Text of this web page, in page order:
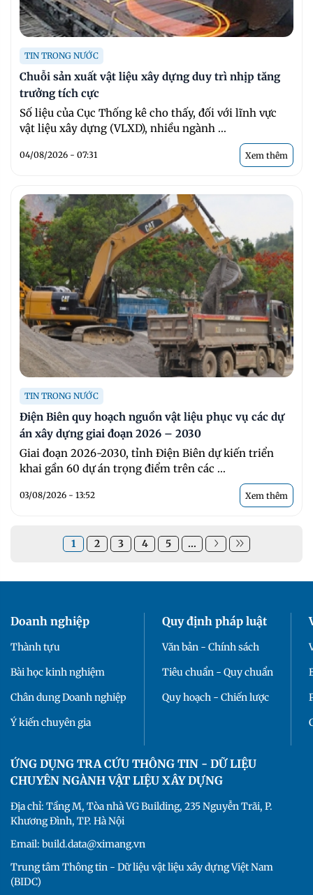
TIN TRONG NƯỚC
Chuỗi sản xuất vật liệu xây dựng duy trì nhịp tăng
trưởng tích cực
Số liệu của Cục Thống kê cho thấy, đối với lĩnh vực
vật liệu xây dựng (VLXD), nhiều ngành ...
04/08/2026 - 07:31 Xem thêm
TIN TRONG NƯỚC
Điện Biên quy hoạch nguồn vật liệu phục vụ các dự
án xây dựng giai đoạn 2026 – 2030
Giai đoạn 2026-2030, tỉnh Điện Biên dự kiến triển
khai gần 60 dự án trọng điểm trên các ...
03/08/2026 - 13:52 Xem thêm
1 2 3 4 5 ...
Doanh nghiệp
Thành tựu
Bài học kinh nghiệm
Chân dung Doanh nghiệp
Ý kiến chuyên gia
Quy định pháp luật
Văn bản - Chính sách
Tiêu chuẩn - Quy chuẩn
Quy hoạch - Chiến lược
ỨNG DỤNG TRA CỨU THÔNG TIN - DỮ LIỆU
CHUYÊN NGÀNH VẬT LIỆU XÂY DỰNG
Địa chỉ: Tầng M, Tòa nhà VG Building, 235 Nguyễn Trãi, P.
Khương Đình, TP. Hà Nội
Email: build.data@ximang.vn
Trung tâm Thông tin - Dữ liệu vật liệu xây dựng Việt Nam
(BIDC)